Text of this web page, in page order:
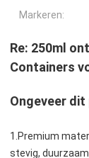
Markeren:
Re: 250ml
Containers
Ongeveer dit
1.Premium
stevig,